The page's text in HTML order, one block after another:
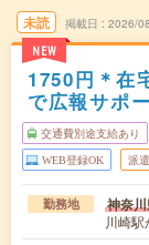
未読
NEW
掲載日 2026/
1750円＊在
で広報サポ
交通費別途支給あり
WEB登録OK 派遣
勤務地 神奈
川崎